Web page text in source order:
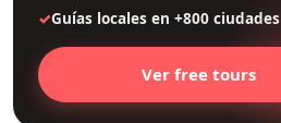
Guías locales en +800 ciudades
Ver free tours